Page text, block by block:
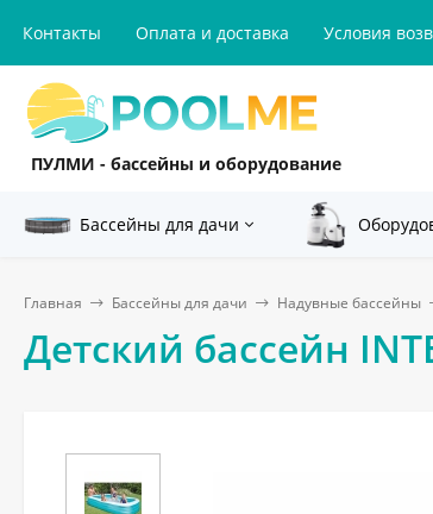
Контакты Оплата и доставка Условия
ПУЛМИ - бассейны и оборудование
Бассейны для дачи
Главная Бассейны для дачи Надувные бассейны
Детский бассейн